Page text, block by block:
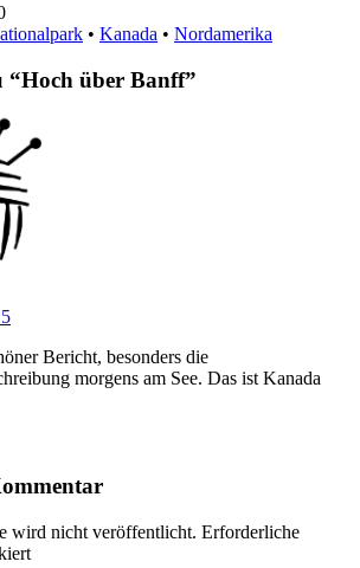
• Kanada • Nordamerika
“Hoch über Banff”
Bericht, besonders die
morgens am See. Das ist Kanada
wird nicht veröffentlicht. Erforderliche